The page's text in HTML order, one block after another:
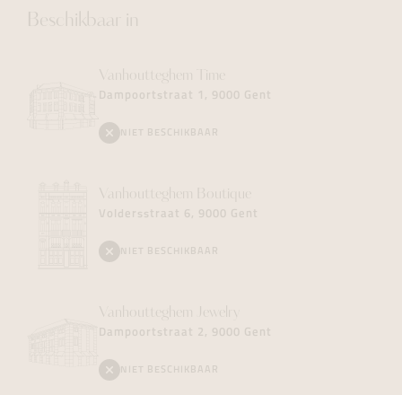
Beschikbaar in
Vanhoutteghem Time
Dampoortstraat 1, 9000 Gent
NIET BESCHIKBAAR
Vanhoutteghem Boutique
Voldersstraat 6, 9000 Gent
NIET BESCHIKBAAR
Vanhoutteghem Jewelry
Dampoortstraat 2, 9000 Gent
NIET BESCHIKBAAR